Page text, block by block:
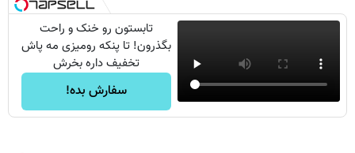
تابستون رو خنک و راحت
بگذرون! تا پنکه رومیزی مه پاش
تخفیف داره بخرش
سفارش بده!